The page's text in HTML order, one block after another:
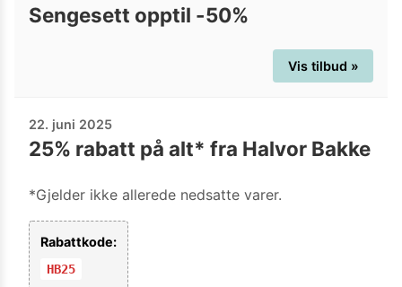
Sengesett opptil -50%
Vis tilbud »
22. juni 2025
25% rabatt på alt* fra Halvor Bakke
*Gjelder ikke allerede nedsatte varer.
Rabattkode:
HB25